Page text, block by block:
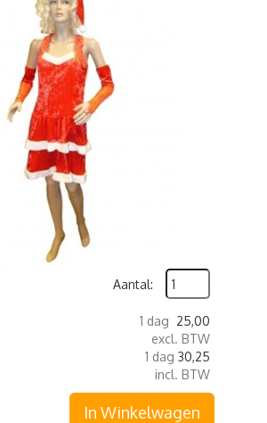
Aantal:
1 dag 25,00
excl. BTW
1 dag 30,25
incl. BTW
In Winkelwagen